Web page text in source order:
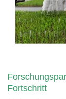
Fortschritt